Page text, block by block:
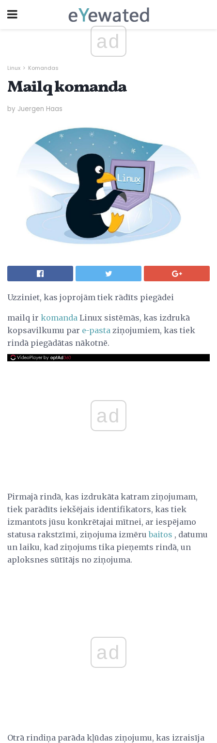
ad
Linux Komandas
Mailq komanda
by Juergen Haas
Uzziniet, kas joprojām tiek rādīts piegādei
mailq ir komanda Linux sistēmās, kas izdrukā
kopsavilkumu par e-pasta ziņojumiem, kas tiek
rindā piegādātas nākotnē.
ad
Pirmajā rindā, kas izdrukāta katram ziņojumam,
tiek parādīts iekšējais identifikators, kas tiek
izmantots jūsu konkrētajai mītnei, ar iespējamo
statusa rakstzīmi, ziņojuma izmērubaitos , datumu
un laiku, kad ziņojums tika pieņemts rindā, un
aploksnes sūtītājs no ziņojuma.
ad
Otrā rindiņa parāda kļūdas ziņojumu, kas izraisīja